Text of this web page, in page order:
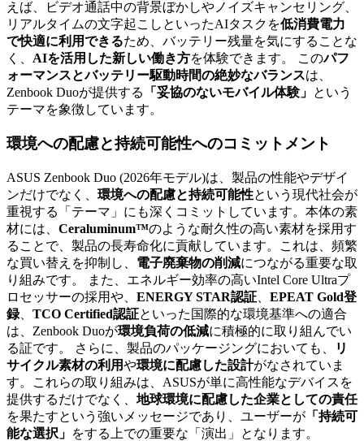
えば、ビデオ通話中の背景ぼかしやノイズキャンセリング、
リアルタイムの文字起こしといったAIタスクを低消費電力
で快適に利用できるため、バッテリー残量を気にすることな
く、 AIを活用した新しい働き方を体験できます。 このパフ
ォーマンスとバッテリー駆動時間の絶妙なバランスは、
Zenbook Duoが提供する
「妥協のないモバイル体験」 という
テーマを象徴しています。
環境への配慮と持続可能性へのコミットメント
ASUS Zenbook Duo (2026年モデル)は、製品の性能やデザイ
ンだけでなく、 環境への配慮と持続可能性という現代社会が
重視する「テーマ」にも深くコミットしています。本体の素
材には、 Ceraluminum™のような耐久性の高い素材を採用す
ることで、製品の長寿命化に貢献しています。これは、頻繁
な買い替えを抑制し、 電子廃棄物の削減につながる重要な取
り組みです。 また、エネルギー効率の高いIntel Core Ultraプ
ロセッサーの採用や、 ENERGY STAR認証
EPEAT Gold登
録、 TCO Certified認証といった国際的な環境基準への適合
は、Zenbook Duoが環境負荷の低減に積極的に取り組んでい
る証です。 さらに、製品のパッケージングにおいても、
リ
サイクル素材の利用や環境に配慮した設計がなされていま
す。これらの取り組みは、ASUSが単に高性能なデバイスを
提供するだけでなく、 地球環境に配慮した企業としての責任
を果たすという強いメッセージであり、ユーザーが 「持続可
能な選択」 をする上での重要な「演出」となります。